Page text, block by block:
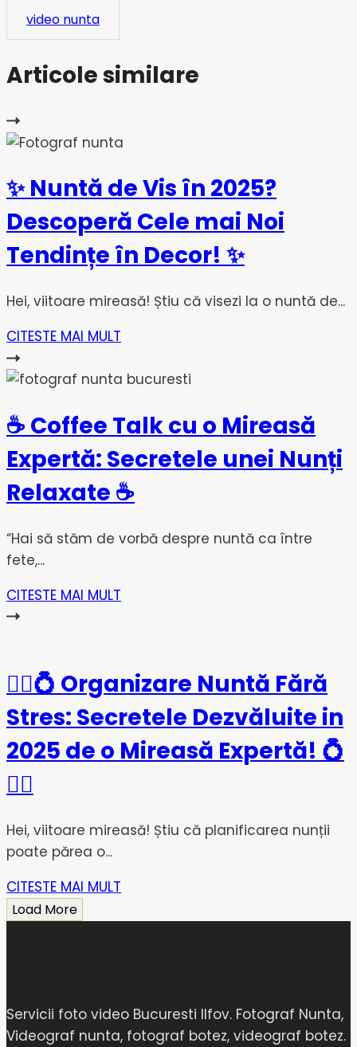
video nunta
Articole similare
✨ Nuntă de Vis în 2025?
Descoperă Cele mai Noi
Tendințe în Decor! ✨
Hei, viitoare mireasă! Știu că visezi la o nuntă de...
CITESTE MAI MULT
☕ Coffee Talk cu o Mireasă
Expertă: Secretele unei Nunți
Relaxate ☕
“Hai să stăm de vorbă despre nuntă ca între
fete,...
CITESTE MAI MULT
👰‍♀️💍 Organizare Nuntă Fără
Stres: Secretele Dezvăluite in
2025 de o Mireasă Expertă! 💍
👰‍♀️
Hei, viitoare mireasă! Știu că planificarea nunții
poate părea o...
CITESTE MAI MULT
Load More
Servicii foto video Bucuresti Ilfov. Fotograf Nunta,
Videograf nunta, fotograf botez, videograf botez.